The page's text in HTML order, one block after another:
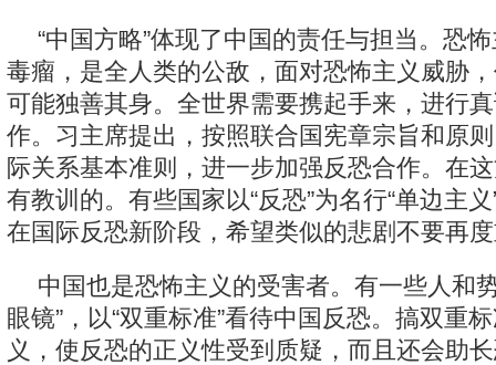
“中国方略”体现了中国的责任与担当。恐
毒瘤，是全人类的公敌，面对恐怖主义威胁
可能独善其身。全世界需要携起手来，进行
作。习主席提出，按照联合国宪章宗旨和原
际关系基本准则，进一步加强反恐合作。在
有教训的。有些国家以“反恐”为名行“单边主义
在国际反恐新阶段，希望类似的悲剧不要再
中国也是恐怖主义的受害者。有一些人和
眼镜”，以“双重标准”看待中国反恐。搞双重
义，使反恐的正义性受到质疑，而且还会助